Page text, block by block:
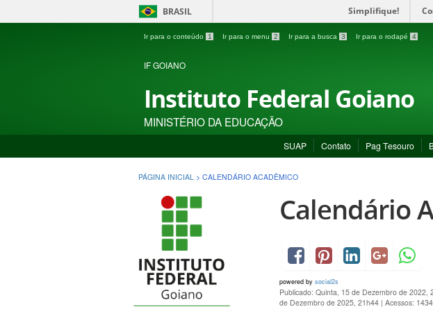
BRASIL Simplifique!
Ir para o conteúdo 1 Ir para o menu 2 Ir para a busca 3 Ir para o rodapé 4
IF GOIANO
Instituto Federal Goiano
MINISTÉRIO DA EDUCAÇÃO
SUAP Contato Pag Tesouro
PÁGINA INICIAL > CALENDÁRIO ACADÊMICO
Calendário
powered by social2s
Publicado: Quinta, 15 de Dezembro de 2022,
de Dezembro de 2025, 21h44 | Acessos: